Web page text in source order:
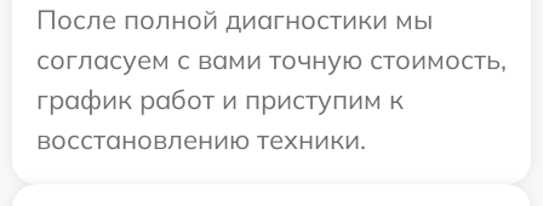
После полной диагностики мы
согласуем с вами точную стоимость,
график работ и приступим к
восстановлению техники.